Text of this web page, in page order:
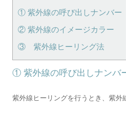
① 紫外線の呼び出しナンバー
② 紫外線のイメージカラー
③ 紫外線ヒーリング法
① 紫外線の呼び出しナンバ
紫外線ヒーリングを行うとき、紫外